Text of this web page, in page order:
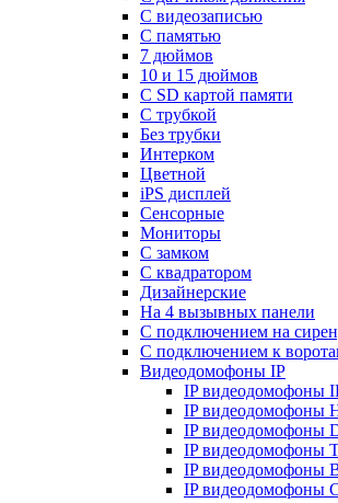
С видеозаписью
C памятью
7 дюймов
10 и 15 дюймов
С SD картой памяти
С трубкой
Без трубки
Интерком
Цветной
iPS дисплей
Сенсорные
Мониторы
С замком
C квадратором
Дизайнерские
На 4 вызывных панели
С подключением на
С подключением к
Видеодомофоны IP
IP видеодомофоны
IP видеодомофоны
IP видеодомофоны
IP видеодомофоны
IP видеодомофоны
IP видеодомофоны